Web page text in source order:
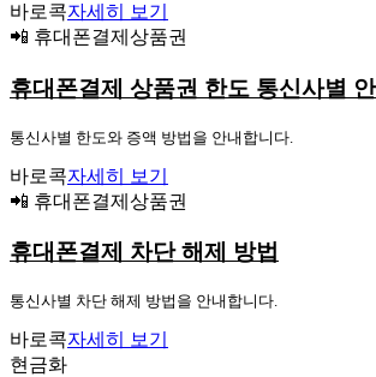
바로콕자세히 보기
📲 휴대폰결제상품권
휴대폰결제 상품권 한도 통신사별
통신사별 한도와 증액 방법을 안내합니다.
바로콕자세히 보기
📲 휴대폰결제상품권
휴대폰결제 차단 해제 방법
통신사별 차단 해제 방법을 안내합니다.
바로콕자세히 보기
현금화